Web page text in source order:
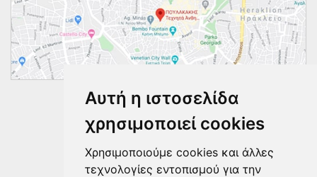
Αυτή η ιστοσελίδα
χρησιμοποιεί cookies
Χρησιμοποιούμε cookies και άλλες
τεχνολογίες εντοπισμού για την
Ακολουθήστε μας